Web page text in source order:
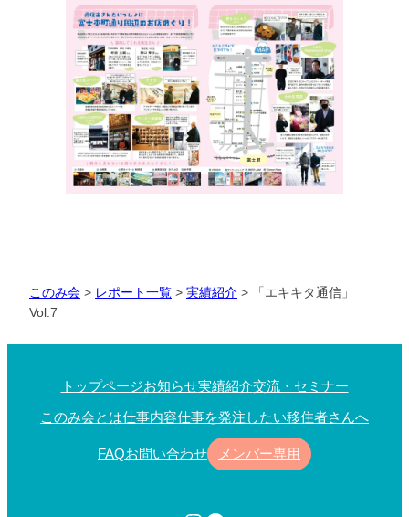
このみ会 > レポート一覧 > 実績紹介 >
「エキキタ通信」
Vol.7
トップページお知らせ実績紹介交流・セミナー
このみ会とは仕事内容仕事を発注したい移住者さんへ
FAQお問い合わせ メンバー専用